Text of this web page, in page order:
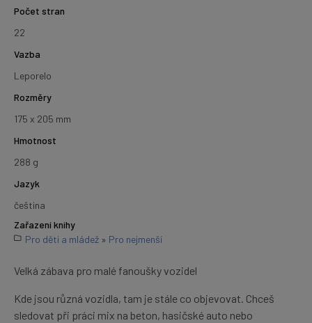
Počet stran
22
Vazba
Leporelo
Rozměry
175 x 205 mm
Hmotnost
288 g
Jazyk
čeština
Zařazení knihy
Pro děti a mládež » Pro nejmenší
Velká zábava pro malé fanoušky vozidel
Kde jsou různá vozidla, tam je stále co objevovat. Chceš
sledovat při práci mix na beton, hasičské auto nebo